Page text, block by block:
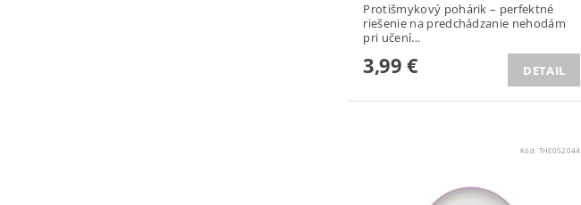
Protišmykový pohárik – perfektné
riešenie na predchádzanie nehodám
pri učení...
3,99 € DETAIL
Kód: THE052044